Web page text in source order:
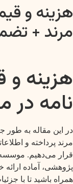
هزینه و
مرند +
هزینه و
نامه در
در این مقاله به طور
مرند پرداخته و
قرار می‌دهیم. موسسه
پژوهشی، آماده
همراه باشید تا با